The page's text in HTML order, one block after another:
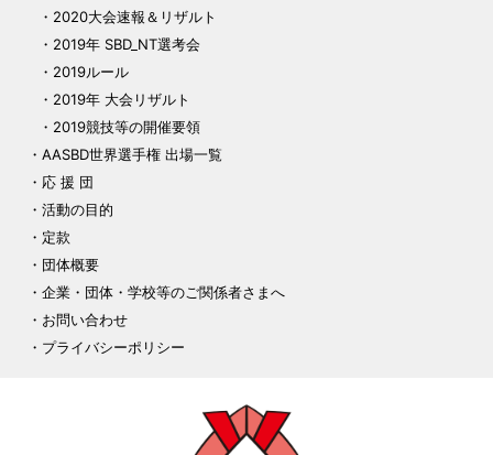
2020大会速報＆リザルト
2019年 SBD_NT選考会
2019ルール
2019年 大会リザルト
2019競技等の開催要領
AASBD世界選手権 出場一覧
応 援 団
活動の目的
定款
団体概要
企業・団体・学校等のご関係者さまへ
お問い合わせ
プライバシーポリシー